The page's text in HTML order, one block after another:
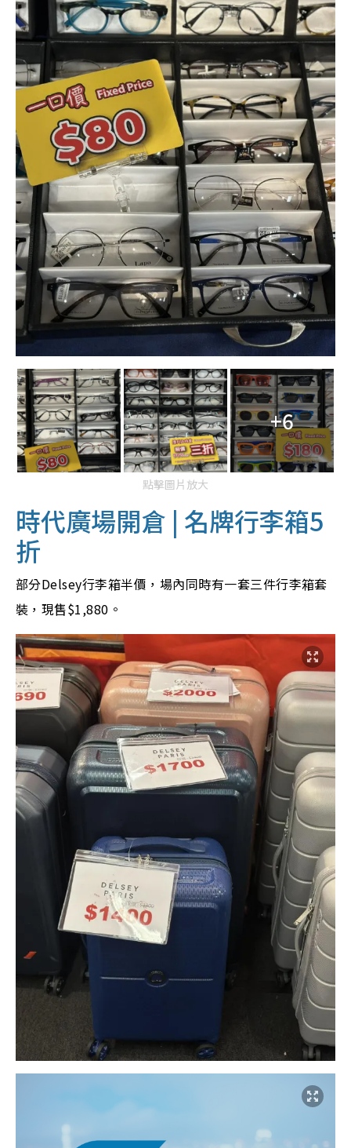
+6
點擊圖片放大
時代廣場開倉 | 名牌行李箱5
折
部分Delsey行李箱半價，場內同時有一套三件行李箱套
裝，現售$1,880。